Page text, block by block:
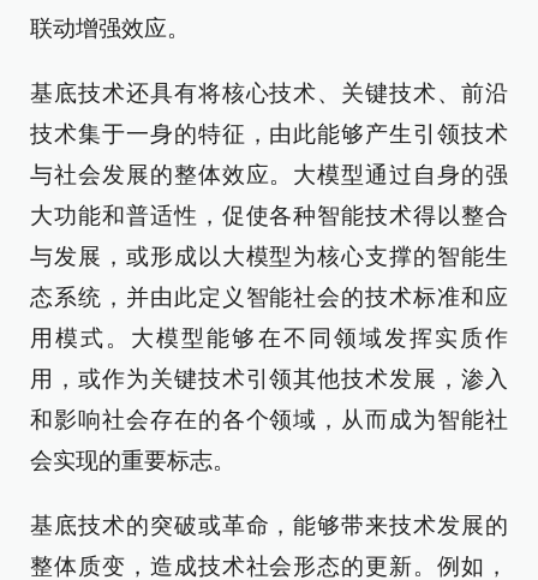
联动增强效应。
基底技术还具有将核心技术、关键技术、前沿
技术集于一身的特征，由此能够产生引领技术
与社会发展的整体效应。大模型通过自身的强
大功能和普适性，促使各种智能技术得以整合
与发展，或形成以大模型为核心支撑的智能生
态系统，并由此定义智能社会的技术标准和应
用模式。大模型能够在不同领域发挥实质作
用，或作为关键技术引领其他技术发展，渗入
和影响社会存在的各个领域，从而成为智能社
会实现的重要标志。
基底技术的突破或革命，能够带来技术发展的
整体质变，造成技术社会形态的更新。例如，